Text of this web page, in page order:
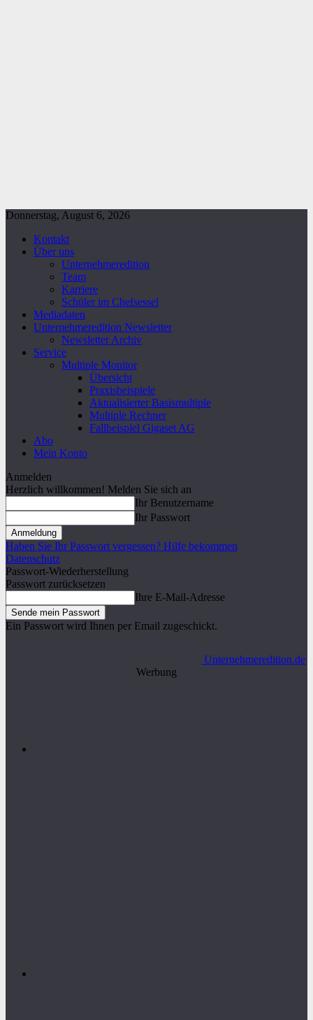
Donnerstag, August 6, 2026
Kontakt
Über uns
Unternehmeredition
Team
Karriere
Schüler im Chefsessel
Mediadaten
Unternehmeredition Newsletter
Newsletter Archiv
Service
Multiple Monitor
Übersicht
Praxisbeispiele
Aktualisierter Basismultiple
Multiple Rechner
Fallbeispiel Gigaset AG
Abo
Mein Konto
Anmelden
Herzlich willkommen! Melden Sie sich an
Ihr Benutzername
Ihr Passwort
Haben Sie Ihr Passwort vergessen? Hilfe bekommen
Datenschutz
Passwort-Wiederherstellung
Passwort zurücksetzen
Ihre E-Mail-Adresse
Ein Passwort wird Ihnen per Email zugeschickt.
Unternehmeredition.de
Werbung